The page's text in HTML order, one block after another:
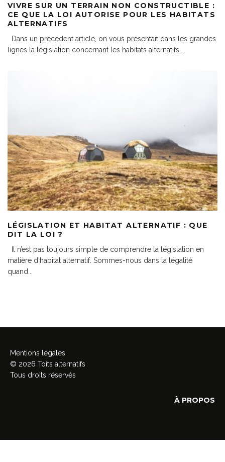
VIVRE SUR UN TERRAIN NON CONSTRUCTIBLE :
CE QUE LA LOI AUTORISE POUR LES HABITATS
ALTERNATIFS
Dans un précédent article, on vous présentait dans les grandes
lignes la législation concernant les habitats alternatifs.
LÉGISLATION ET HABITAT ALTERNATIF : QUE
DIT LA LOI ?
Il n’est pas toujours simple de comprendre la législation en
matière d’habitat alternatif. Sommes-nous dans la légalité
quand
Mentions légales
© 2026 Toits alternatifs
Tous droits réservés
À PROPOS